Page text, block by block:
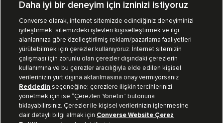
Mağazalarımız Sipariş Takibi
Müşteri İlişkileri
Koleksiyon
Kurumsal
Daha iyi bir deneyim için izninizi istiyoruz
Converse olarak, internet sitemizde edindiğiniz deneyiminizi
iyileştirmek, sitemizdeki işlevleri kişiselleştirmek ve ilgi
alanlarınıza göre özelleştirilmiş reklam/pazarlama faaliyetleri
yürütebilmek için çerezler kullanıyoruz. İnternet sitemizin
çalışması için zorunlu olan çerezler dışındaki çerezlerin
kullanımına ve bu çerezler aracılığıyla elde edilen kişisel
verilerinizin yurt dışına aktarılmasına onay vermiyorsanız
Reddedin seçeneğine; çerezlere ilişkin tercihlerinizi
yönetmek için ise “Çerezleri Yönetin” butonuna
tıklayabilirsiniz. Çerezler ile kişisel verilerinizin işlenmesine
dair detaylı bilgi almak için Converse Website Çerez